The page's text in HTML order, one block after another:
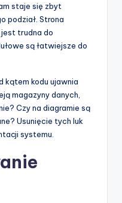
staje się zbyt
podział. Strona
trudna do
są łatwiejsze do
kątem kodu ujawnia
magazyny danych,
Czy na diagramie są
Usunięcie tych luk
systemu.